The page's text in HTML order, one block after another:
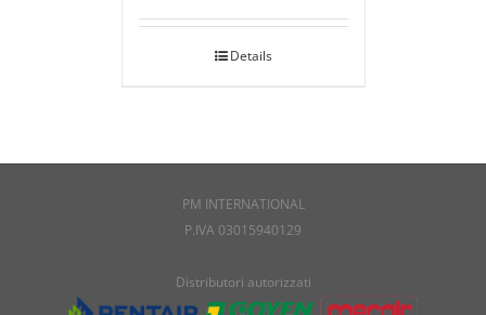
Details
PM INTERNATIONAL
P.IVA 03015940129
Distributori autorizzati